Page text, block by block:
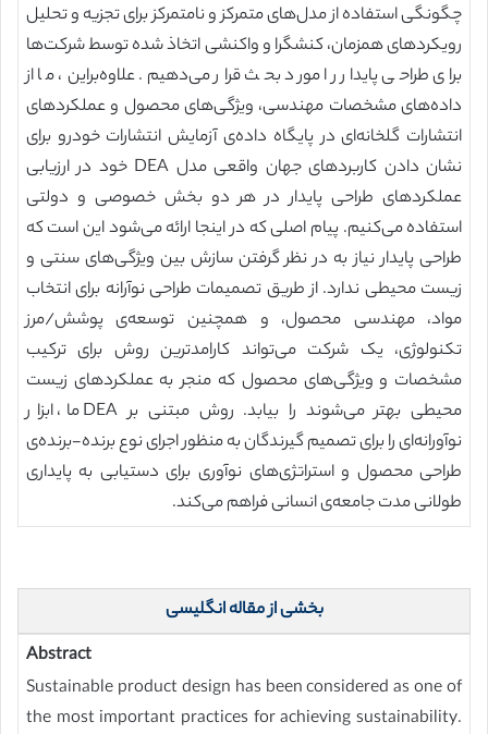
چگونگی استفاده از مدل‌های متمرکز و نامتمرکز برای تجزیه و تحلیل
رویکردهای همزمان، کنشگرا و واکنشی اتخاذ شده توسط شرکت‌ها
برای طراحی پایدار را مورد بحث قرار می‌دهیم. علاوه‌براین، ما از
داده‌های مشخصات مهندسی، ویژگی‌های محصول و عملکردهای
انتشارات گلخانه‌ای در پایگاه داده‌ی آزمایش انتشارات خودرو برای
نشان دادن کاربردهای جهان واقعی مدل DEA خود در ارزیابی
عملکردهای طراحی پایدار در هر دو بخش خصوصی و دولتی
استفاده می‌کنیم. پیام اصلی که در اینجا ارائه می‌شود این است که
طراحی پایدار نیاز به در نظر گرفتن سازش بین ویژگی‌های سنتی و
زیست محیطی ندارد. از طریق تصمیمات طراحی نوآرانه برای انتخاب
مواد، مهندسی محصول، و همچنین توسعه‌ی پوشش/مرز
تکنولوژی، یک شرکت می‌تواند کارامدترین روش برای ترکیب
مشخصات و ویژگی‌های محصول که منجر به عملکردهای زیست
محیطی بهتر می‌شوند را بیابد. روش مبتنی بر DEA ما، ابزار
نوآورانه‌ای را برای تصمیم گیرندگان به منظور اجرای نوع برنده-برنده‌ی
طراحی محصول و استراتژی‌های نوآوری برای دستیابی به پایداری
طولانی مدت جامعه‌ی انسانی فراهم می‌کند.
بخشی از مقاله انگلیسی
Abstract
Sustainable product design has been considered as one of
the most important practices for achieving sustainability.